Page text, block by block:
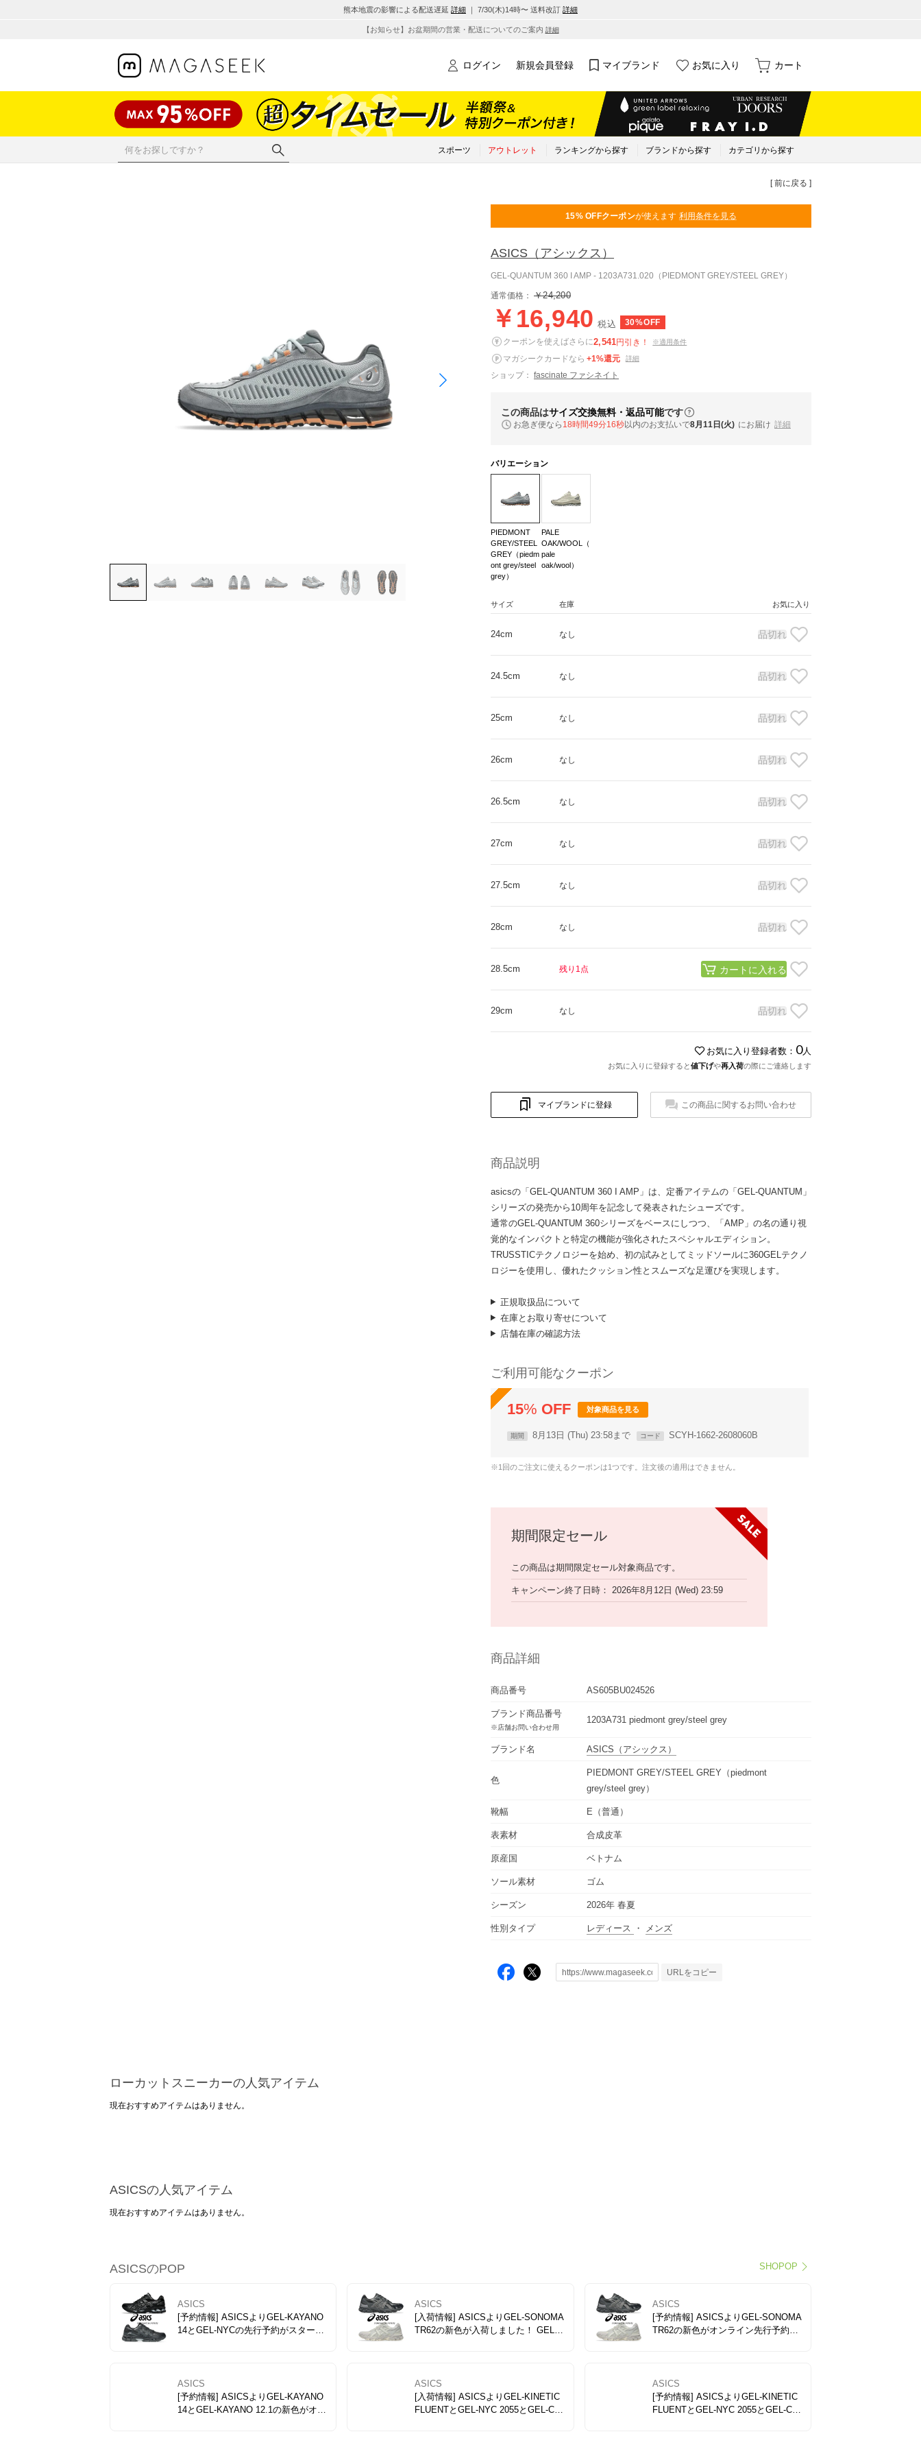
熊本地震の影響による配送遅延 詳細 ｜ 7/30(木)14時〜 送料改訂 詳細
【お知らせ】お盆期間の営業・配送についてのご案内 詳細
ログイン 新規会員登録 マイブランド お気に入り カート
スポーツ アウトレット ランキングから探す ブランドから探す カテゴリから探す
[ 前に戻る ]
15% OFFクーポンが使えます 利用条件を見る
ASICS （アシックス）
GEL-QUANTUM 360 I AMP - 1203A731.020（PIEDMONT GREY/STEEL GREY）
通常価格： ￥24,200
￥16,940 税込 30%OFF
クーポンを使えばさらに2,541円引き！ ※適用条件
マガシークカードなら +1%還元 詳細
ショップ： fascinate ファシネイト
この商品はサイズ交換無料・返品可能です
お急ぎ便なら 18時間49分15秒以内のお支払いで8月11日(火) にお届け 詳細
バリエーション
PIEDMONT
GREY/STEEL
GREY（piedm
ont grey/steel
grey）
PALE
OAK/WOOL（
pale
oak/wool）
サイズ 在庫 お気に入り
24cm なし 品切れ
24.5cm なし 品切れ
25cm なし 品切れ
26cm なし 品切れ
26.5cm なし 品切れ
27cm なし 品切れ
27.5cm なし 品切れ
28cm なし 品切れ
28.5cm 残り1点 カートに入れる
29cm なし 品切れ
お気に入り登録者数： 0人
お気に入りに登録すると値下げや再入荷の際にご連絡します
マイブランドに登録 この商品に関するお問い合わせ
商品説明
asicsの「GEL-QUANTUM 360 I AMP」は、定番アイテムの「GEL-QUANTUM」
シリーズの発売から10周年を記念して発表されたシューズです。
通常のGEL-QUANTUM 360シリーズをベースにしつつ、「AMP」の名の通り視
覚的なインパクトと特定の機能が強化されたスペシャルエディション。
TRUSSTICテクノロジーを始め、初の試みとしてミッドソールに360GELテクノ
ロジーを使用し、優れたクッション性とスムーズな足運びを実現します。
正規取扱品について
在庫とお取り寄せについて
店舗在庫の確認方法
ご利用可能なクーポン
15% OFF 対象商品を見る
期間 8月13日 (Thu) 23:58まで コード SCYH-1662-2608060B
※1回のご注文に使えるクーポンは1つです。注文後の適用はできません。
期間限定セール
この商品は期間限定セール対象商品です。
キャンペーン終了日時 2026年8月12日 (Wed) 23:59
商品詳細
商品番号 AS605BU024526
ブランド商品番号
※店舗お問い合わせ用
1203A731 piedmont grey/steel grey
ブランド名 ASICS （アシックス）
色
PIEDMONT GREY/STEEL GREY（piedmont
grey/steel grey）
靴幅 E（普通）
表素材 合成皮革
原産国 ベトナム
ソール素材 ゴム
シーズン 2026年 春夏
性別タイプ レディース ・ メンズ
URLをコピー
ローカットスニーカーの人気アイテム
現在おすすめアイテムはありません。
ASICSの人気アイテム
現在おすすめアイテムはありません。
ASICSのPOP SHOPOP
ASICS
[予約情報] ASICSよりGEL-KAYANO
14とGEL-NYCの先行予約がスター
展開豊富に予約スタート。
ASICS
[入荷情報] ASICSよりGEL-SONOMA
TR62の新色が入荷しました！ GEL-S
スサイズ中心に入荷しました。
ASICS
[予約情報] ASICSよりGEL-SONOMA
TR62の新色がオンライン先行予約ス
販売開始。
ASICS
[予約情報] ASICSよりGEL-KAYANO
14とGEL-KAYANO 12.1の新色がオン
ASICS
[入荷情報] ASICSよりGEL-KINETIC
FLUENTとGEL-NYC 2055とGEL-CU
ASICS
[予約情報] ASICSよりGEL-KINETIC
FLUENTとGEL-NYC 2055とGEL-CU